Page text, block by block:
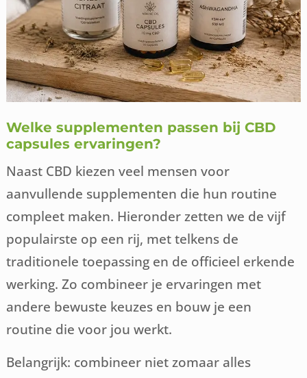
Welke supplementen passen bij CBD
capsules ervaringen?
Naast CBD kiezen veel mensen voor
aanvullende supplementen die hun routine
compleet maken. Hieronder zetten we de vijf
populairste op een rij, met telkens de
traditionele toepassing en de officieel erkende
werking. Zo combineer je ervaringen met
andere bewuste keuzes en bouw je een
routine die voor jou werkt.
Belangrijk: combineer niet zomaar alles